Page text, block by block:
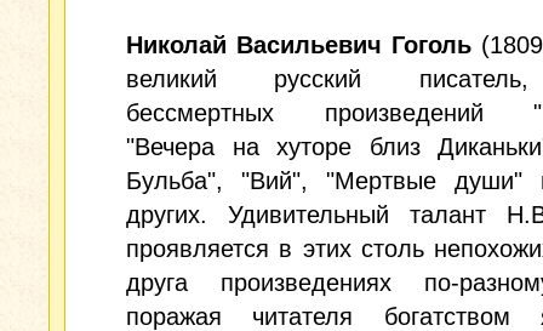
Николай Васильевич Гоголь
великий русский
бессмертных произведений
"Вечера на хуторе близ
Бульба", "Вий", "Мертвые души"
других. Удивительный талант
проявляется в этих столь
друга произведениях по-
поражая читателя